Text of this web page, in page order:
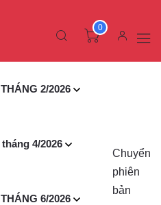
0
THÁNG 2/2026
tháng 4/2026
THÁNG 6/2026
Chuyển
phiên
bản